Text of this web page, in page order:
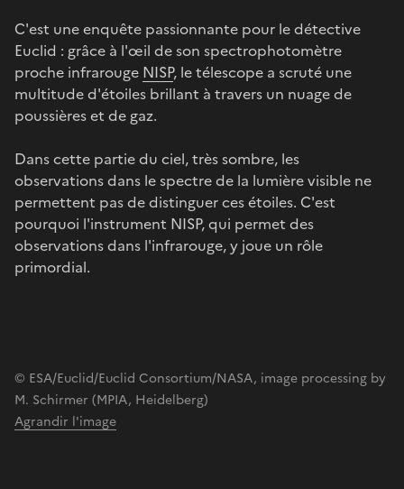
C'est une enquête passionnante pour le détective
Euclid : grâce à l'œil de son spectrophotomètre
proche infrarouge NISP, le télescope a scruté une
multitude d'étoiles brillant à travers un nuage de
poussières et de gaz.
Dans cette partie du ciel, très sombre, les
observations dans le spectre de la lumière visible ne
permettent pas de distinguer ces étoiles. C'est
pourquoi l'instrument NISP, qui permet des
observations dans l'infrarouge, y joue un rôle
primordial.
© ESA/Euclid/Euclid Consortium/NASA, image processing by
M. Schirmer (MPIA, Heidelberg)
Agrandir l'image